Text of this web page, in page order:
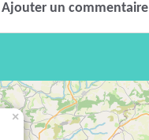
Ajouter un commentaire
×